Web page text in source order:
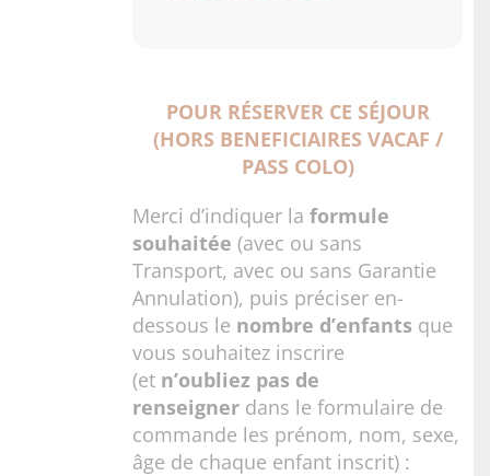
POUR RÉSERVER CE SÉJOUR
(HORS BENEFICIAIRES VACAF /
PASS COLO)
Merci d’indiquer laformule
souhaitée (avec ou sans
Transport, avec ou sans Garantie
Annulation), puis préciser en-
dessous le nombre d’enfants que
vous souhaitez inscrire
(et n’oubliez pas de
renseigner dans le formulaire de
commande les prénom, nom, sexe,
âge de chaque enfant inscrit) :